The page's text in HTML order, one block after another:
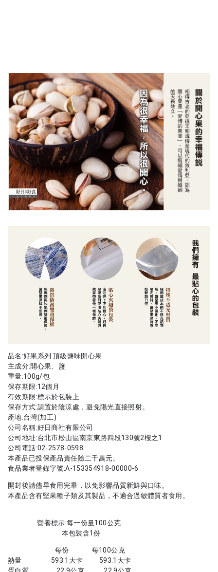
品名:好果系列 頂級鹽味開心果
主成分:開心果、鹽
重量:100g/包
保存期限:12個月
有效期限:標示於包裝上
保存方式:請置於陰涼處，避免陽光直接照射。
產地:台灣(加工)
公司名稱:好日商社有限公司
公司地址:台北市松山區南京東路四段130號2樓之1
公司電話:02-2578-0598
本產品已投保產品責任險二千萬元。
食品業者登錄字號:A-153354918-00000-6
開封後請儘早食用完畢，以免影響品質新鮮與口味。
本產品含有堅果種子類及其製品，不適合過敏體質者食用。
營養標示:每一份量100公克
本包裝含1份
每份 每100公克
熱量 593.1大卡 593.1大卡